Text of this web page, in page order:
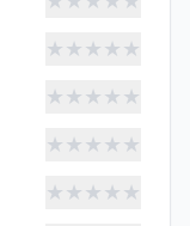
★★★★★
★★★★★
★★★★★
★★★★★